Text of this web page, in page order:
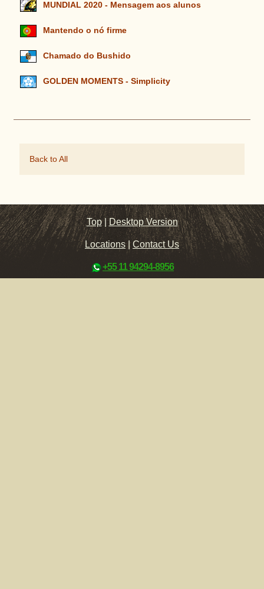
MUNDIAL 2020 - Mensagem aos alunos
Mantendo o nó firme
Chamado do Bushido
GOLDEN MOMENTS - Simplicity
Back to All
Top |Desktop Version
Locations|Contact Us
+55 11 94294-8956